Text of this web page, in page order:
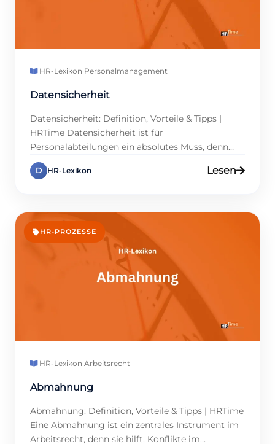
HR-Lexikon·Personalmanagement
Datensicherheit
Datensicherheit: Definition, Vorteile & Tipps |
HRTime Datensicherheit ist für
Personalabteilungen ein absolutes Muss, denn
sensible Mitarbeiterdaten wie
Gehaltsabrechnungen, Arbeitsverträge oder
verursachen und das Vertrauen der Belegschaft
nachhaltig erschüttern. Besonders durch die
Digitalisierung, etwa mit Tools wie der digitalen
Personalakte oder Zeiterfassung, wachsen die
Anforderungen an […]
D HR-Lexikon Lesen
HR-PROZESSE
HR-Lexikon·Arbeitsrecht
Abmahnung
Abmahnung: Definition, Vorteile & Tipps | HRTime
Eine Abmahnung ist ein zentrales Instrument im
Arbeitsrecht, denn sie hilft, Konflikte im